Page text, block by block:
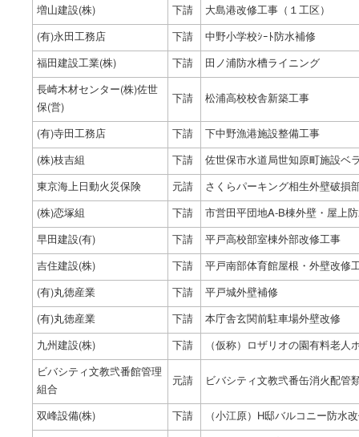
増山建設(株) 下請 大島港改修工事（１工区）
(有)永田工務店 下請 中野小学校ｼｰﾄ防水補修
福田建設工業(株) 下請 田ノ浦防水槽ライニング
長崎木材センター(株)佐世
保(営)
下請 松浦高校校舎新築工事
(有)寺田工務店 下請 下中野漁港施設整備工事
(株)枝吉組 下請 佐世保市水道局世知原町施設ベ
東京海上日動火災保険 元請 さくらパーキング相生外壁破損
(株)恋塚組 下請 市営田平団地A-B棟外壁・屋上
早田建設(有) 下請 平戸高校部室棟外部改修工事
吉住建設(株) 下請 平戸南部体育館屋根・外壁改修
(有)丸徳産業 下請 平戸城外壁補修
(有)丸徳産業 下請 本庁舎玄関前駐車場外壁改修
九州建設(株) 下請 （仮称）ロザリオの園有料老人
ビバシティ文教弐番館管理
組合
元請 ビバシティ文教弐番缶消火配管
双峰設備(株) 下請 （小江原）H邸バルコニー防水